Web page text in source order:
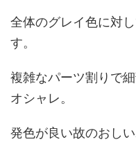
全体のグレイ色に対
す。
複雑なパーツ割りで
オシャレ。
発色が良い故のおし